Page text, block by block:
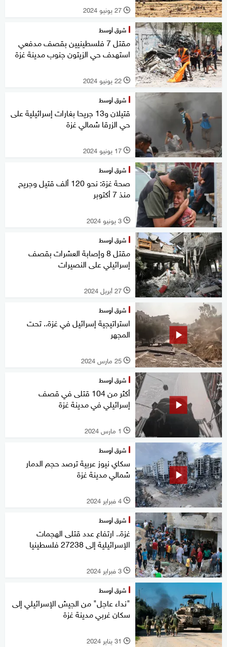
l 27 يونيو 2024
شرق أوسط
مقتل 7 فلسطينيين بقصف مدفعي
استهدف حي الزيتون جنوب مدينة غزة
l 22 يونيو 2024
شرق أوسط
قتيلان و13 جريحا بغارات إسرائيلية على
حي الزرقا شمالي غزة
l 17 يونيو 2024
شرق أوسط
صحة غزة: نحو 120 ألف قتيل وجريح
منذ 7 أكتوبر
l 3 يونيو 2024
شرق أوسط
مقتل 8 وإصابة العشرات بقصف
إسرائيلي على النصيرات
l 27 أبريل 2024
شرق أوسط
استراتيجية إسرائيل في غزة.. تحت
المجهر
l 25 مارس 2024
شرق أوسط
أكثر من 104 قتلى في قصف
إسرائيلي في مدينة غزة
l 1 مارس 2024
شرق أوسط
سكاي نيوز عربية ترصد حجم الدمار
شمالي مدينة غزة
l 4 فبراير 2024
شرق أوسط
غزة.. ارتفاع عدد قتلى الهجمات
الإسرائيلية إلى 27238 فلسطينيا
l 3 فبراير 2024
شرق أوسط
"نداء عاجل" من الجيش الإسرائيلي إلى
سكان غربي مدينة غزة
l 31 يناير 2024